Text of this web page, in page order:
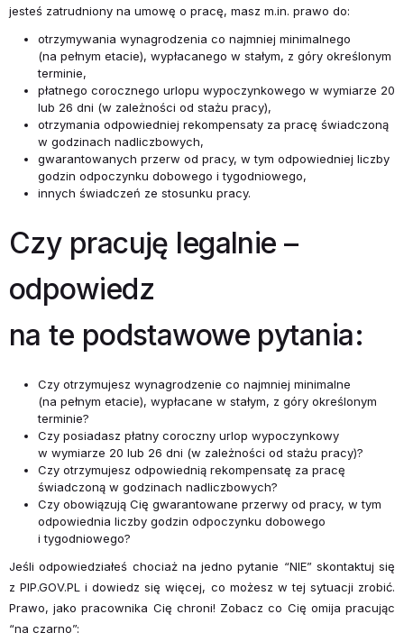
jesteś zatrudniony na umowę o pracę, masz m.in. prawo do:
otrzymywania wynagrodzenia co najmniej minimalnego
(na pełnym etacie), wypłacanego w stałym, z góry określonym
terminie,
płatnego corocznego urlopu wypoczynkowego w wymiarze 20
lub 26 dni (w zależności od stażu pracy),
otrzymania odpowiedniej rekompensaty za pracę świad­czoną
w godzinach nadliczbowych,
gwarantowanych przerw od pracy, w tym odpowiedniej liczby
godzin odpoczynku dobowego i tygodniowego,
innych świadczeń ze stosunku pracy.
Czy pracuję legalnie –
odpowiedz
na te podstawowe pytania:
Czy otrzymujesz wynagrodzenie co najmniej minimalne
(na pełnym etacie), wypłacane w stałym, z góry określonym
terminie?
Czy posiadasz płatny coroczny urlop wypoczynkowy
w wymiarze 20 lub 26 dni (w zależności od stażu pracy)?
Czy otrzymujesz odpowiednią rekompensatę za pracę
świadczoną w godzinach nadliczbowych?
Czy obowiązują Cię gwarantowane przerwy od pracy, w tym
odpowiednia liczby godzin odpoczynku dobowego
i tygodniowego?
Jeśli odpowiedziałeś chociaż na jedno pytanie “NIE” skontaktuj się
z PIP.GOV.PL i dowiedz się więcej, co możesz w tej sytuacji zrobić.
Prawo, jako pracownika Cię chroni! Zobacz co Cię omija pracując
“na czarno”: